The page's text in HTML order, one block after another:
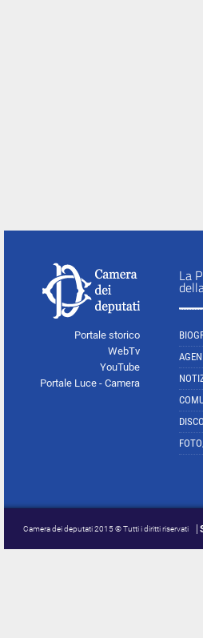
Portale storico
WebTv
YouTube
Portale Luce - Camera
La
Camera dei deputati 2015 © Tutti i diritti riservati